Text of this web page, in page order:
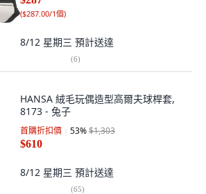
($287.00/1個)
8/12 星期三 預計送達
(6)
HANSA 絨毛玩偶造型高爾夫球桿套,
8173 - 兔子
首購折扣價 53%$1,303
$610
8/12 星期三 預計送達
(65)